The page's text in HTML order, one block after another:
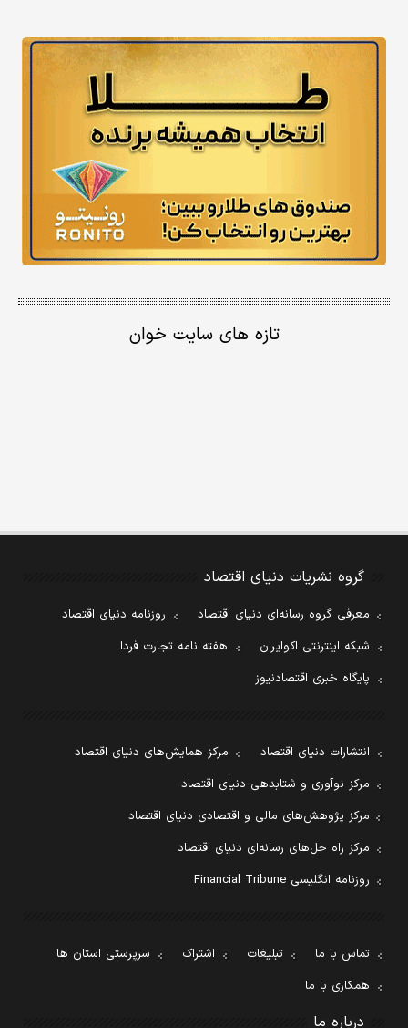
تازه های سایت خوان
گروه نشریات دنیای اقتصاد
معرفی گروه رسانه‌ای دنیای اقتصاد
روزنامه دنیای اقتصاد
شبکه اینترنتی اکوایران
هفته نامه تجارت فردا
پایگاه خبری اقتصادنیوز
انتشارات دنیای اقتصاد
مرکز همایش‌های دنیای اقتصاد
مرکز نوآوری و شتابدهی دنیای اقتصاد
مرکز پژوهش‌های مالی و اقتصادی دنیای اقتصاد
مرکز راه حل‌های رسانه‌ای دنیای اقتصاد
روزنامه انگلیسی Financial Tribune
تماس با ما تبلیغات اشتراک
سرپرستی استان ها
همکاری با ما
درباره ما